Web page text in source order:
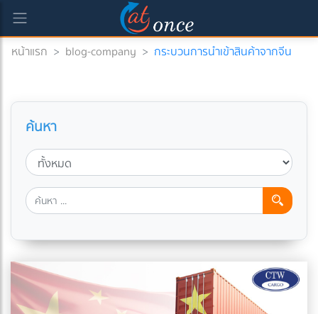
หน้าแรก > blog-company > กระบวนการนำเข้าสินค้าจากจีน
ค้นหา